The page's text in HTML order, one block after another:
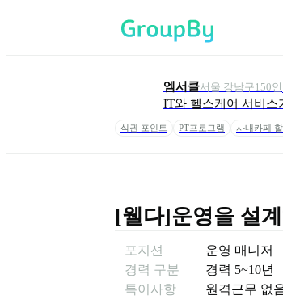
엠서클서울 강남구150인
IT와 헬스케어 서비스
식권 포인트 PT프로그램 사내카페
[웰다]운영을 설
포지션
운영 매니저
경력 구분
경력 5~10년
특이사항
원격근무 없